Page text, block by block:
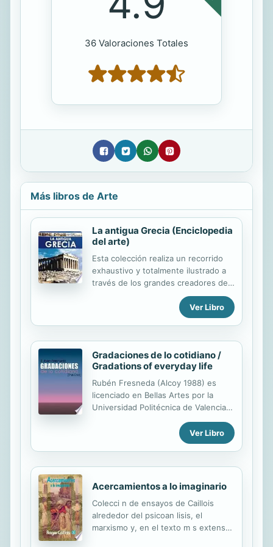
36 Valoraciones Totales
Más libros de Arte
La antigua Grecia (Enciclopedia
del arte)
Esta colección realiza un recorrido
exhaustivo y totalmente ilustrado a
través de los grandes creadores de
todos los tiempos y los testimonios
artísticos que han dejado las
principales culturas, en un papel de
Este vol
Ver Libro
Gradaciones de lo cotidiano /
Gradations of everyday life
Rubén Fresneda (Alcoy 1988) es
licenciado en Bellas Artes por la
Universidad Politécnica de Valencia
2011 lleva exponiendo en diferentes
puntos de la comunidad Valenciana,
Puerto de Sagunto. El pintor, en este
proyecto llamado Gradaciones de lo
cotidiano (The End), pretende
mostrar en telas sobre lienzo como
en nuestra realidad más cotidiana se
sucede casi a diario el efecto
Ver Libro
Acercamientos a lo imaginario
Colecci n de ensayos de Caillois
alrededor del psicoan lisis, el
marxismo y, en el texto m s extenso,